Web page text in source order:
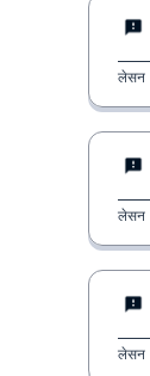
लेसन
लेसन
लेसन